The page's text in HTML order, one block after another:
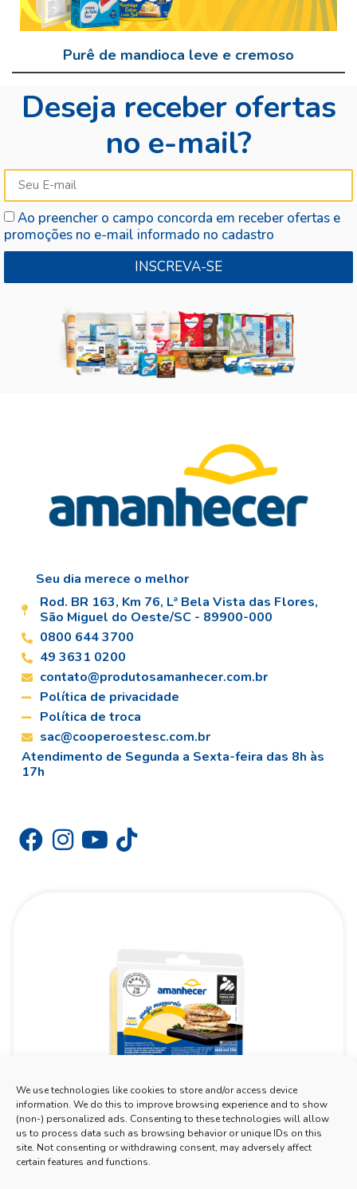
We use technologies like cookies to store and/or access device
information. We do this to improve browsing experience and to show
(non-) personalized ads. Consenting to these technologies will allow
us to process data such as browsing behavior or unique IDs on this
site. Not consenting or withdrawing consent, may adversely affect
certain features and functions.
Purê de mandioca leve e cremoso
Deseja receber ofertas
no e-mail?
Ao preencher o campo concorda em receber ofertas e
promoções no e-mail informado no cadastro
INSCREVA-SE
Seu dia merece o melhor
Rod. BR 163, Km 76, Lª Bela Vista das Flores,
São Miguel do Oeste/SC - 89900-000
0800 644 3700
49 3631 0200
contato@produtosamanhecer.com.br
Política de privacidade
Política de troca
sac@cooperoestesc.com.br
Atendimento de Segunda a Sexta-feira das 8h às
17h